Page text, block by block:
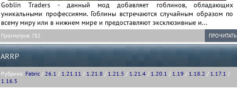
Goblin Traders - данный мод добавляет гоблинов, обладающих
уникальными профессиями. Гоблины встречаются случайным образом по
всему миру или в нижнем мире и предоставляют эксклюзивные и...
ПРОЧИТАТЬ
Просмотров: 782
ARRP
Рубрика: Fabric /26.1 / 1.21.11 / 1.21.8 / 1.21.5 / 1.21.4 / 1.20.1 / 1.19 / 1.18.2 / 1.17.1 /
1.16.5